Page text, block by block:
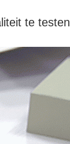
te testen